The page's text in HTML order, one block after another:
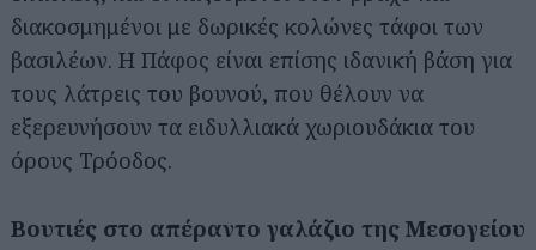
διακοσμημένοι με δωρικές κολώνες τάφοι των
βασιλέων. Η Πάφος είναι επίσης ιδανική βάση για
τους λάτρεις του βουνού, που θέλουν να
εξερευνήσουν τα ειδυλλιακά χωριουδάκια του
όρους Τρόοδος.
Βουτιές στο απέραντο γαλάζιο της Μεσογείου